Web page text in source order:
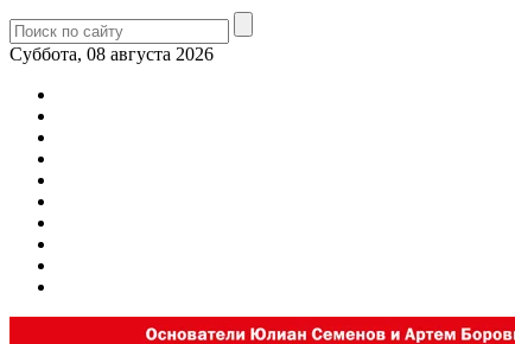
Суббота, 08 августа 2026